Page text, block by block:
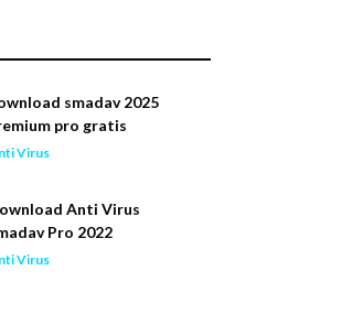
smadav 2025
pro gratis
Virus
Anti Virus
Pro 2022
Virus